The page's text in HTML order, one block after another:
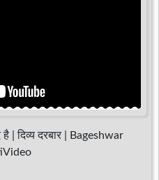
| दिव्य दरबार | Bageshwar